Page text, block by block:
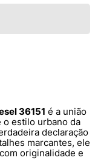
36151 é a união
o estilo urbano da
declaração
marcantes, ele
originalidade e